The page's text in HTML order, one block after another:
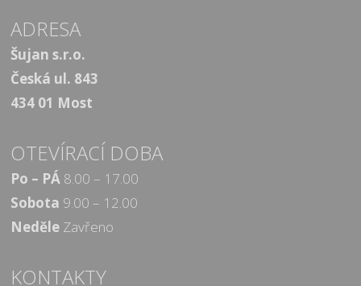
ADRESA
Šujan s.r.o.
Česká ul. 843
434 01 Most
OTEVÍRACÍ DOBA
Po – PÁ 8.00 – 17.00
Sobota 9.00 – 12.00
Neděle Zavřeno
KONTAKTY